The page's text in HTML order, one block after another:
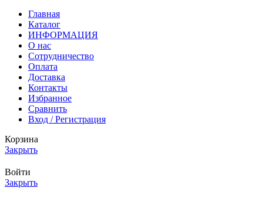
Главная
Каталог
ИНФОРМАЦИЯ
О нас
Сотрудничество
Оплата
Доставка
Контакты
Избранное
Сравнить
Вход / Регистрация
Корзина
Закрыть
Войти
Закрыть